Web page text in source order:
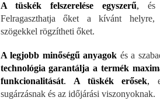
A tüskék felszerelése egyszerű, és
Felragaszthatja őket a kívánt helyre,
szögekkel rögzítheti őket.
A legjobb minőségű anyagok és a
technológia garantálja a termék
funkcionalitását. A tüskék erősek,
sugárzásnak és az időjárási viszonyoknak.